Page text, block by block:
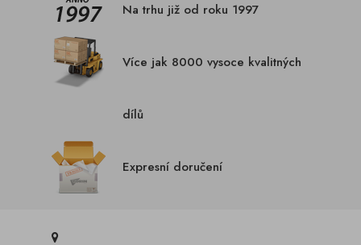
Na trhu již od roku 1997
Více jak 8000 vysoce kvalitných
dílů
Expresní doručení